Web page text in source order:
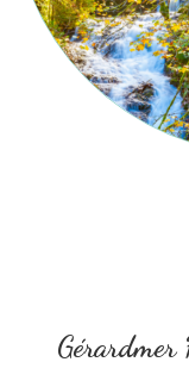
Gérardmer